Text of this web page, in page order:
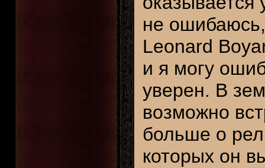
не
Leonard
и я могу
уверен. В
возможно
больше о
которых он